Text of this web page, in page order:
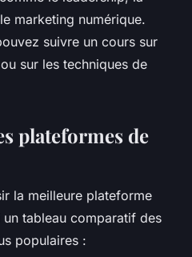
marketing numérique.
suivre un cours sur
sur les techniques de
plateformes de
la meilleure plateforme
tableau comparatif des
populaires :